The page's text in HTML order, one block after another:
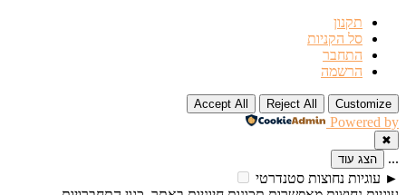
תקנון
סל הקניות
התחבר
הרשמה
Customize
Reject All
Accept All
Powered by
✖
... הצג עוד
► עוגיות נחוצות סטנדרטי